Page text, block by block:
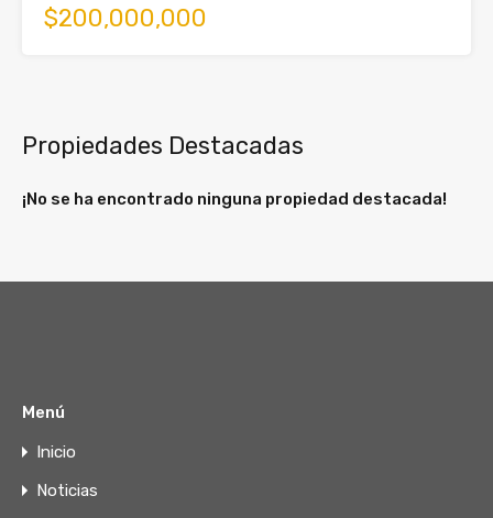
$200,000,000
Propiedades Destacadas
¡No se ha encontrado ninguna propiedad destacada!
Menú
Inicio
Noticias